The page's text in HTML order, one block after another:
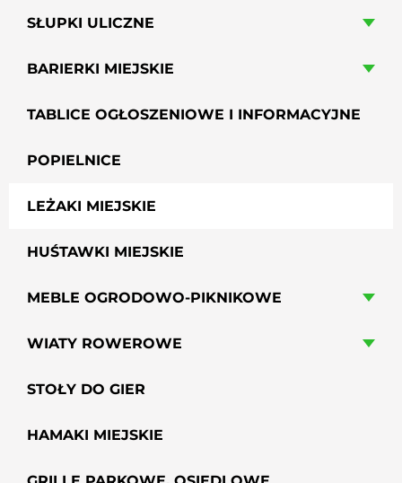
SŁUPKI ULICZNE
BARIERKI MIEJSKIE
TABLICE OGŁOSZENIOWE I INFORMACYJNE
POPIELNICE
LEŻAKI MIEJSKIE
HUŚTAWKI MIEJSKIE
MEBLE OGRODOWO-PIKNIKOWE
WIATY ROWEROWE
STOŁY DO GIER
HAMAKI MIEJSKIE